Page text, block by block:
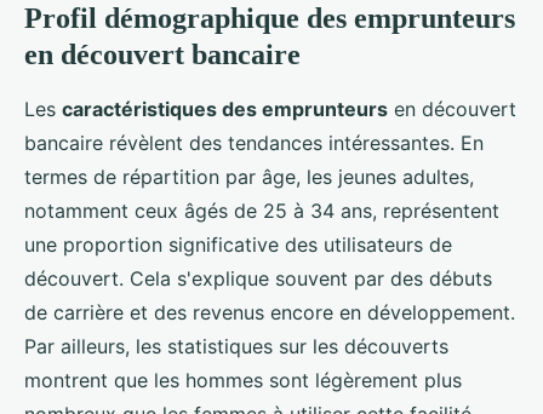
Profil démographique des emprunteurs
en découvert bancaire
Les caractéristiques des emprunteurs en découvert
bancaire révèlent des tendances intéressantes. En
termes de répartition par âge, les jeunes adultes,
notamment ceux âgés de 25 à 34 ans, représentent
une proportion significative des utilisateurs de
découvert. Cela s'explique souvent par des débuts
de carrière et des revenus encore en développement.
Par ailleurs, les statistiques sur les découverts
montrent que les hommes sont légèrement plus